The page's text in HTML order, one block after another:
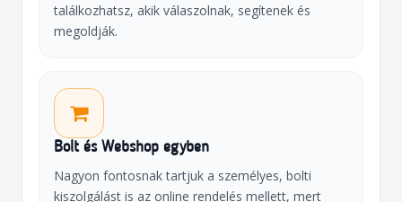
találkozhatsz, akik válaszolnak, segítenek és
megoldják.
Bolt és Webshop egyben
Nagyon fontosnak tartjuk a személyes, bolti
kiszolgálást is az online rendelés mellett, mert